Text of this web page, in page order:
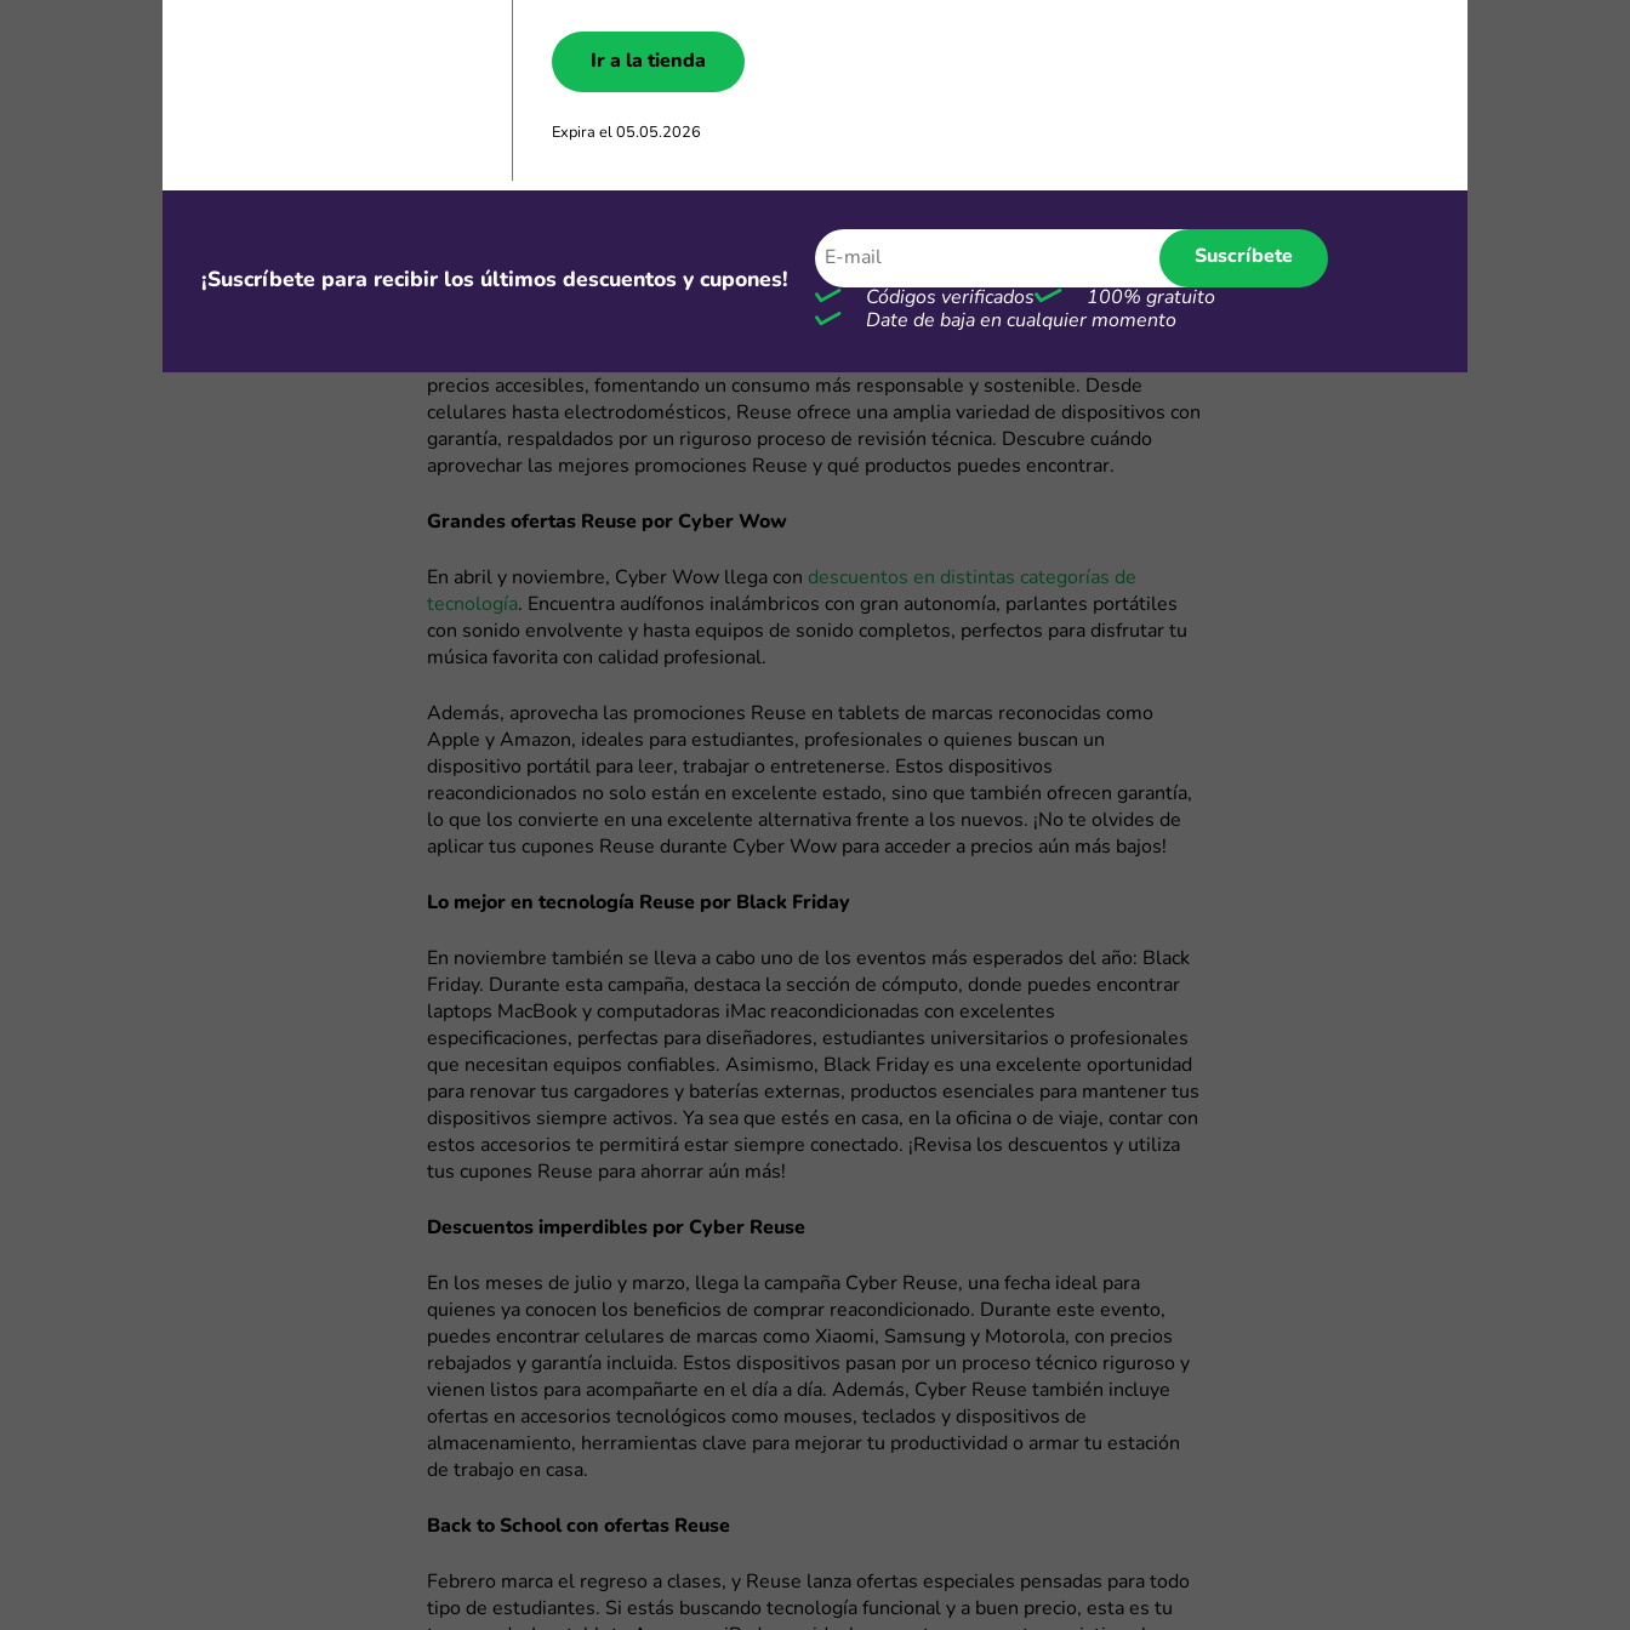
seleccionados, lo que permite dividir tus compras sin costos adicionales. Además, si te
suscribes al boletín de noticias desde su sitio web, recibirás un cupón de 5% de
descuento válido para tu primera compra.
Esta opción es ideal si quieres comprar un smartphone reacondicionado, una tablet Open
¿Cuándo encontrar las mejores ofertas Reuse?
Reuse es una tienda especializada en la venta de productos reacondicionados y open box
precios accesibles, fomentando un consumo más responsable y sostenible. Desde
celulares hasta electrodomésticos, Reuse ofrece una amplia variedad de dispositivos con
garantía, respaldados por un riguroso proceso de revisión técnica. Descubre cuándo
aprovechar las mejores promociones Reuse y qué productos puedes encontrar.
Grandes ofertas Reuse por Cyber Wow
En abril y noviembre, Cyber Wow llega con descuentos en distintas categorías de
tecnología. Encuentra audífonos inalámbricos con gran autonomía, parlantes portátiles
con sonido envolvente y hasta equipos de sonido completos, perfectos para disfrutar tu
música favorita con calidad profesional.
Además, aprovecha las promociones Reuse en tablets de marcas reconocidas como
Apple y Amazon, ideales para estudiantes, profesionales o quienes buscan un
dispositivo portátil para leer, trabajar o entretenerse. Estos dispositivos
reacondicionados no solo están en excelente estado, sino que también ofrecen garantía,
lo que los convierte en una excelente alternativa frente a los nuevos. ¡No te olvides de
aplicar tus cupones Reuse durante Cyber Wow para acceder a precios aún más bajos!
Lo mejor en tecnología Reuse por Black Friday
En noviembre también se lleva a cabo uno de los eventos más esperados del año: Black
Friday. Durante esta campaña, destaca la sección de cómputo, donde puedes encontrar
laptops MacBook y computadoras iMac reacondicionadas con excelentes
especificaciones, perfectas para diseñadores, estudiantes universitarios o profesionales
que necesitan equipos confiables. Asimismo, Black Friday es una excelente oportunidad
para renovar tus cargadores y baterías externas, productos esenciales para mantener tus
dispositivos siempre activos. Ya sea que estés en casa, en la oficina o de viaje, contar con
estos accesorios te permitirá estar siempre conectado. ¡Revisa los descuentos y utiliza
tus cupones Reuse para ahorrar aún más!
Descuentos imperdibles por Cyber Reuse
En los meses de julio y marzo, llega la campaña Cyber Reuse, una fecha ideal para
quienes ya conocen los beneficios de comprar reacondicionado. Durante este evento,
puedes encontrar celulares de marcas como Xiaomi, Samsung y Motorola, con precios
rebajados y garantía incluida. Estos dispositivos pasan por un proceso técnico riguroso y
vienen listos para acompañarte en el día a día. Además, Cyber Reuse también incluye
ofertas en accesorios tecnológicos como mouses, teclados y dispositivos de
almacenamiento, herramientas clave para mejorar tu productividad o armar tu estación
de trabajo en casa.
Back to School con ofertas Reuse
Febrero marca el regreso a clases, y Reuse lanza ofertas especiales pensadas para todo
tipo de estudiantes. Si estás buscando tecnología funcional y a buen precio, esta es tu
Ir a la tienda
Expira el 05.05.2026
¡Suscríbete para recibir los últimos descuentos y cupones!
Suscríbete
Códigos verificados
100% gratuito
Date de baja en cualquier momento